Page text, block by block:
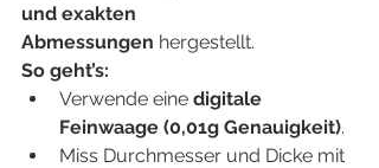
und exakten
Abmessungen hergestellt.
So geht’s:
Verwende eine digitale
Feinwaage (0,01g Genauigkeit).
Miss Durchmesser und Dicke mit